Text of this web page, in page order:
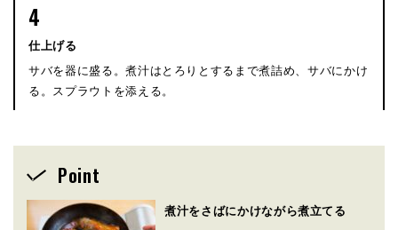
4
仕上げる
サバを器に盛る。煮汁はとろりとするまで煮詰め、サバにかけ
る。スプラウトを添える。
Point
煮汁をさばにかけながら煮立てる